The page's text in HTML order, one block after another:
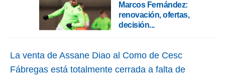
Marcos Fernández:
renovación, ofertas,
decisión...
La venta de Assane Diao al Como de Cesc
Fábregas está totalmente cerrada a falta de